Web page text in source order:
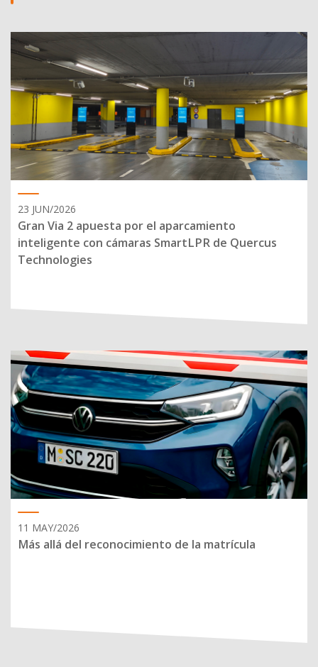
23 JUN/2026
Gran Via 2 apuesta por el aparcamiento
inteligente con cámaras SmartLPR de Quercus
Technologies
11 MAY/2026
Más allá del reconocimiento de la matrícula